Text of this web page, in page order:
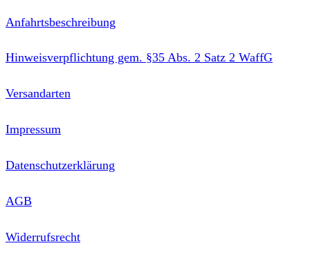
Anfahrtsbeschreibung
Hinweisverpflichtung gem. §35 Abs. 2 Satz 2 WaffG
Versandarten
Impressum
Datenschutzerklärung
AGB
Widerrufsrecht